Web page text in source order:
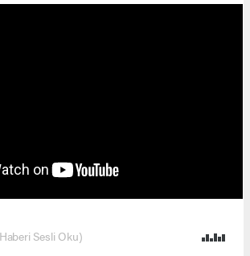
Sesli Oku)